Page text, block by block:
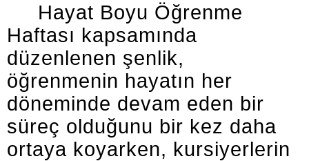
Hayat Boyu Öğrenme
Haftası kapsamında
düzenlenen şenlik,
öğrenmenin hayatın her
döneminde devam eden bir
süreç olduğunu bir kez daha
ortaya koyarken, kursiyerlerin